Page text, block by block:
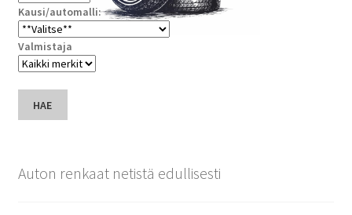
Kausi/automalli:
Valmistaja
HAE
Auton renkaat netistä edullisesti